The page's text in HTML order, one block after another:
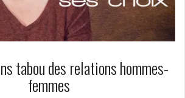
tabou des relations hommes-
femmes